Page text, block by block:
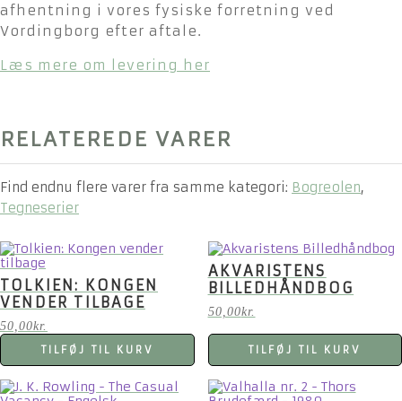
afhentning i vores fysiske forretning ved
Vordingborg efter aftale.
Læs mere om levering her
RELATEREDE VARER
Find endnu flere varer fra samme kategori: Bogreolen,
Tegneserier
TOLKIEN: KONGEN
VENDER TILBAGE
50,00kr.
TILFØJ TIL KURV
AKVARISTENS
BILLEDHÅNDBOG
50,00kr.
TILFØJ TIL KURV